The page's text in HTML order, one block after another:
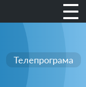
Телепрограма